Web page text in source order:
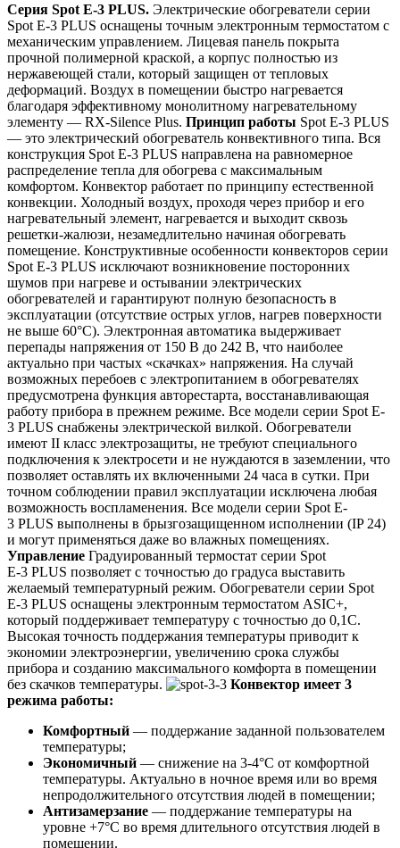
Серия Spot E-3 PLUS. Электрические обогреватели серии
Spot Е-3 PLUS оснащены точным электронным термостатом с
механическим управлением. Лицевая панель покрыта
прочной полимерной краской, а корпус полностью из
нержавеющей стали, который защищен от тепловых
деформаций. Воздух в помещении быстро нагревается
благодаря эффективному монолитному нагревательному
элементу — RX-Silence Plus. Принцип работы Spot Е-3 PLUS
— это электрический обогреватель конвективного типа. Вся
конструкция Spot Е-3 PLUS направлена на равномерное
распределение тепла для обогрева с максимальным
комфортом. Конвектор работает по принципу естественной
конвекции. Холодный воздух, проходя через прибор и его
нагревательный элемент, нагревается и выходит сквозь
решетки-жалюзи, незамедлительно начиная обогревать
помещение. Конструктивные особенности конвекторов серии
Spot E-3 PLUS исключают возникновение посторонних
шумов при нагреве и остывании электрических
обогревателей и гарантируют полную безопасность в
эксплуатации (отсутствие острых углов, нагрев поверхности
не выше 60°С). Электронная автоматика выдерживает
перепады напряжения от 150 В до 242 В, что наиболее
актуально при частых «скачках» напряжения. На случай
возможных перебоев с электропитанием в обогревателях
предусмотрена функция авторестарта, восстанавливающая
работу прибора в прежнем режиме. Все модели серии Spot E-
3 PLUS снабжены электрической вилкой. Обогреватели
имеют II класс электрозащиты, не требуют специального
подключения к электросети и не нуждаются в заземлении, что
позволяет оставлять их включенными 24 часа в сутки. При
точном соблюдении правил эксплуатации исключена любая
возможность воспламенения. Все модели серии Spot E-
3 PLUS выполнены в брызгозащищенном исполнении (IP 24)
и могут применяться даже во влажных помещениях.
Управление Градуированный термостат серии Spot
Е-3 PLUS позволяет с точностью до градуса выставить
желаемый температурный режим. Обогреватели серии Spot
Е-3 PLUS оснащены электронным термостатом ASIC+,
который поддерживает температуру с точностью до 0,1С.
Высокая точность поддержания температуры приводит к
экономии электроэнергии, увеличению срока службы
прибора и созданию максимального комфорта в помещении
без скачков температуры.
Конвектор имеет 3
режима работы:
Комфортный — поддержание заданной пользователем
температуры;
Экономичный — снижение на 3-4°С от комфортной
температуры. Актуально в ночное время или во время
непродолжительного отсутствия людей в помещении;
Антизамерзание — поддержание температуры на
уровне +7°С во время длительного отсутствия людей в
помещении.